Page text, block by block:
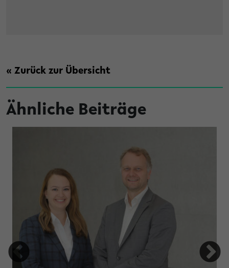
« Zurück zur Übersicht
Ähnliche Beiträge
aus dem Jahr 2025